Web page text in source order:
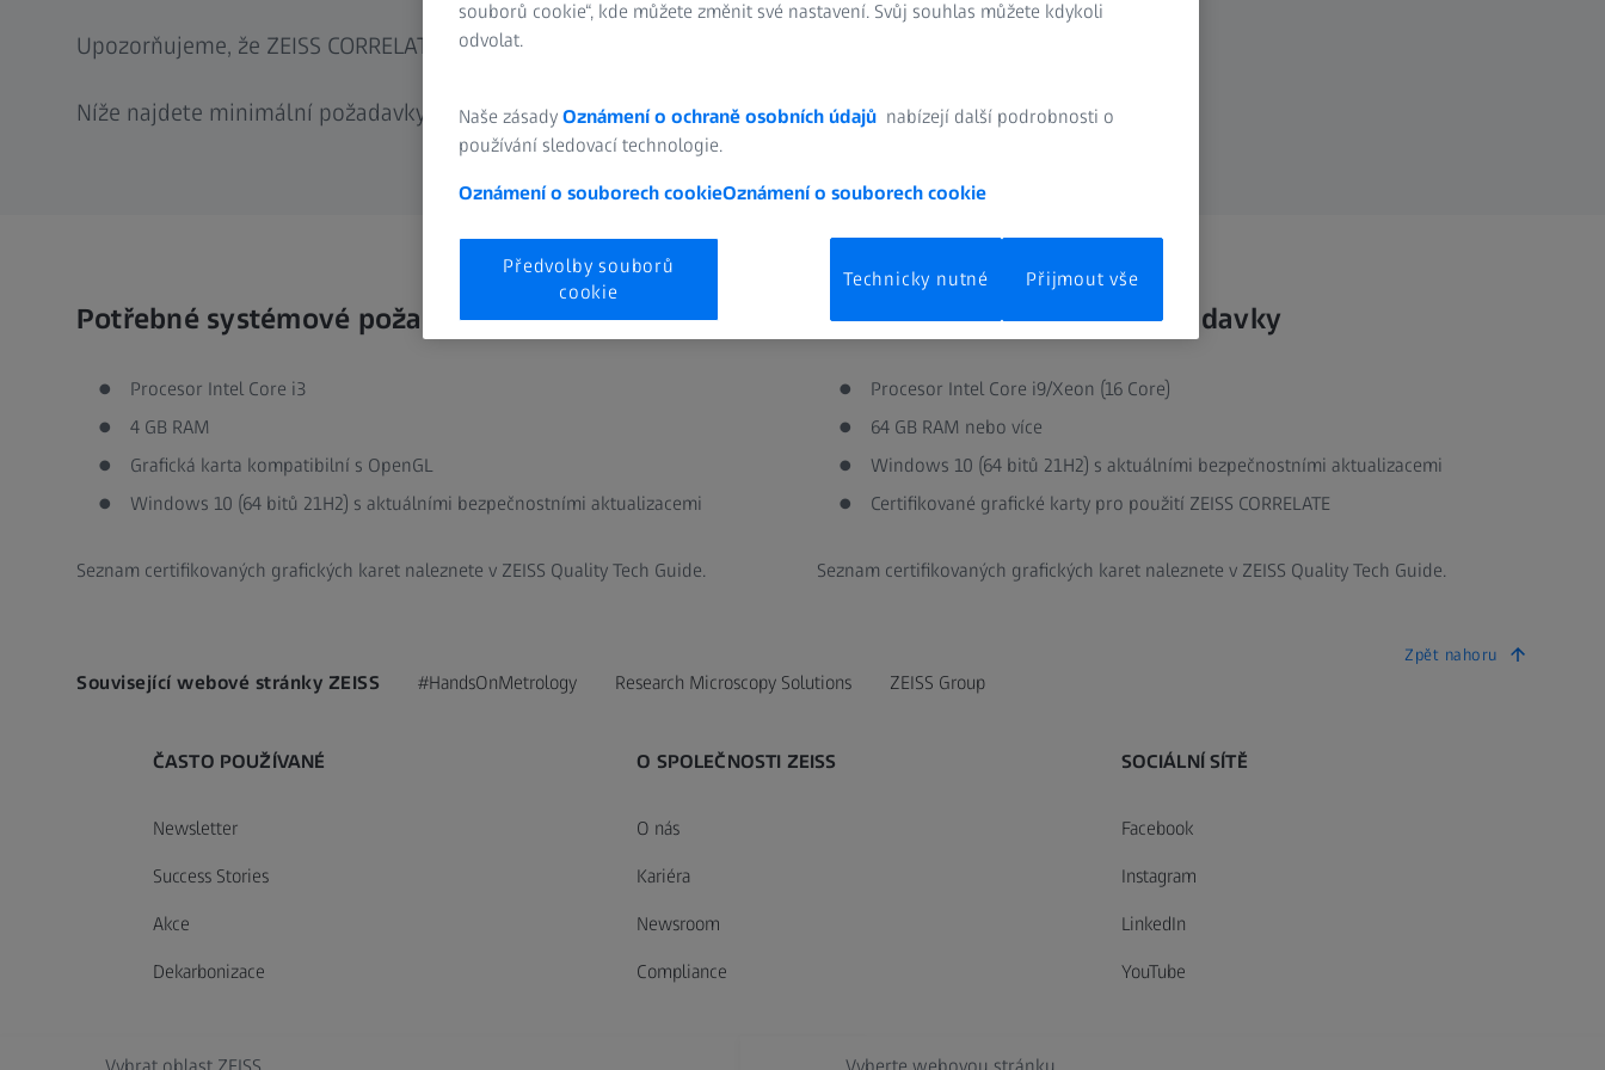
Upozorňujeme, že ZEISS CORRELATE nelze instalovat a používat na virtuálních počítačích.
Níže najdete minimální požadavky a parametry, které doporučujeme pro optimální instalaci.
Potřebné systémové požadavky
Procesor Intel Core i3
4 GB RAM
Grafická karta kompatibilní s OpenGL
Windows 10 (64 bitů 21H2) s aktuálními bezpečnostními aktualizacemi
Seznam certifikovaných grafických karet naleznete v ZEISS Quality Tech Guide.
Doporučené systémové požadavky
Procesor Intel Core i9/Xeon (16 Core)
64 GB RAM nebo více
Windows 10 (64 bitů 21H2) s aktuálními bezpečnostními aktualizacemi
Certifikované grafické karty pro použití ZEISS CORRELATE
Seznam certifikovaných grafických karet naleznete v ZEISS Quality Tech Guide.
Zpět nahoru
Související webové stránky ZEISS #HandsOnMetrology Research Microscopy Solutions ZEISS Group
ČASTO POUŽÍVANÉ
Newsletter
Success Stories
Akce
Dekarbonizace
O SPOLEČNOSTI ZEISS
O nás
Kariéra
Newsroom
Compliance
SOCIÁLNÍ SÍTĚ
Facebook
Instagram
LinkedIn
YouTube
souborů cookie“, kde můžete změnit své nastavení. Svůj souhlas můžete kdykoli
odvolat.
Naše zásady Oznámení o ochraně osobních údajů nabízejí další podrobnosti o
používání sledovací technologie.
Oznámení o souborech cookieOznámení o souborech cookie
Předvolby souborů
cookie
Technicky nutné Přijmout vše